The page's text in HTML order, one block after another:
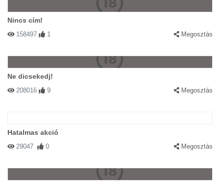
Nincs cím!
158497 1 Megosztás
Ne dicsekedj!
208016 9 Megosztás
Hatalmas akció
29047 0 Megosztás